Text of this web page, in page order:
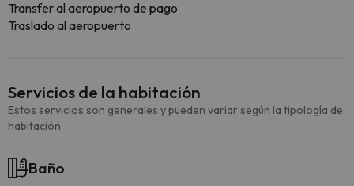
Transfer al aeropuerto de pago
Traslado al aeropuerto
Servicios de la habitación
Estos servicios son generales y pueden variar según la tipología de
habitación.
Baño